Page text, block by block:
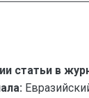
статьи в